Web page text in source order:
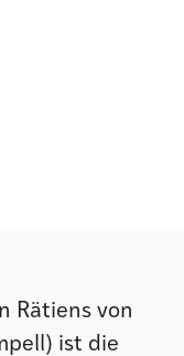
Rätiens von
ist die